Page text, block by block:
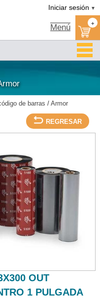
ZEBRA CENTRO 1 PULGADA *SP*-
Iniciar sesión ▼
Menú +
de barras / Armor
REGRESAR
ZEBRA CENTRO 1 PULGADA
OUT
1 PULGADA